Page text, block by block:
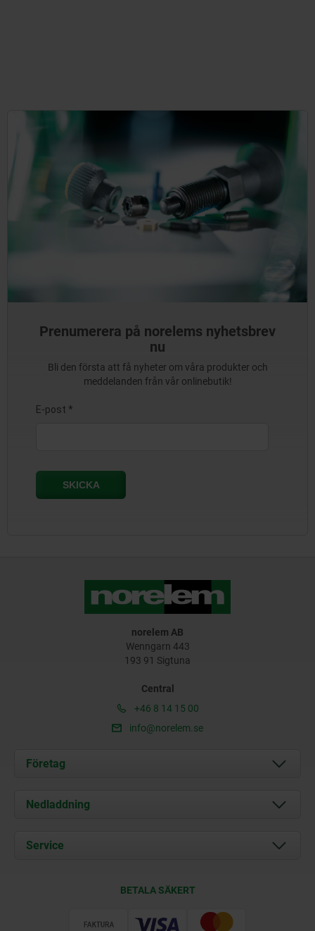
Prenumerera på norelems nyhetsbrev
nu
Bli den första att få nyheter om våra produkter och
meddelanden från vår onlinebutik!
norelem AB
Wenngarn 443
193 91 Sigtuna
Central
+46 8 14 15 00
info@norelem.se
Företag
Om oss
Kontakt
Nedladdning
Documents
Service
BETALA SÄKERT